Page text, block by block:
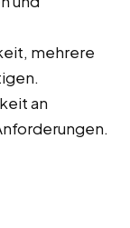
mehrere
an